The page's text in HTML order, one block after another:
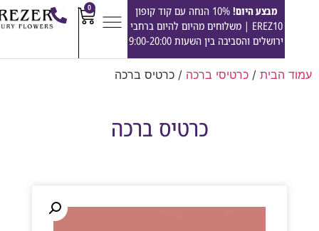
מבצע היום!
10% הנחה עם קוד קופון
EREZ10 | משלוחים מהיום להיום ברחבי
ירושלים והסביבה בין השעות 9:00-20:00
/כרטיסי ברכה/ כרטיס ברכה
כרטיס ברכה